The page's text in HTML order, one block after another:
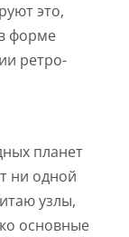
это,
форме
ретро-
планет
ни одной
узлы,
основные